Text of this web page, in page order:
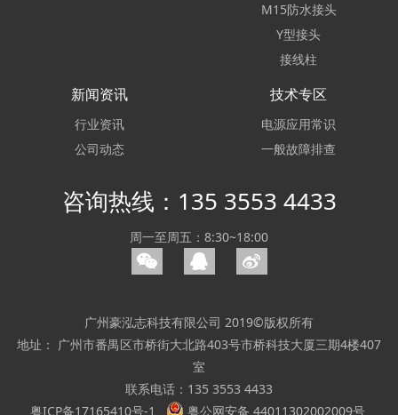
M15防水接头
Y型接头
接线柱
新闻资讯
行业资讯
公司动态
技术专区
电源应用常识
一般故障排查
咨询热线：135 3553 4433
周一至周五：8:30~18:00
广州豪泓志科技有限公司 2019©版权所有
地址： 广州市番禺区市桥街大北路403号市桥科技大厦三期4楼407
室
联系电话：135 3553 4433
粤ICP备17165410号-1
粤公网安备 44011302002009号